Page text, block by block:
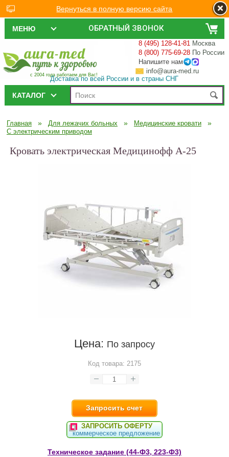
ОБРАТНЫЙ ЗВОНОК
МЕНЮ
с 2004 года работаем для Вас!
8 (495) 128-41-81 Москва
8 (800) 775-69-28 По России
Напишите нам
info@aura-med.ru
Доставка по всей России и в страны СНГ
КАТАЛОГ
Главная » Для лежачих больных » Медицинские кровати »
С электрическим приводом
Кровать электрическая Медицинофф A-25
Цена: По запросу
Код товара: 2175
Запросить счет
ЗАПРОСИТЬ ОФЕРТУ
коммерческое предложение
Техническое задание (44-Ф3, 223-Ф3)
Вернуться в полную версию сайта